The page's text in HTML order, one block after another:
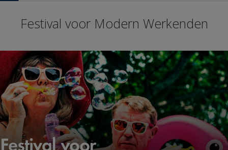
Festival voor Modern Werkenden